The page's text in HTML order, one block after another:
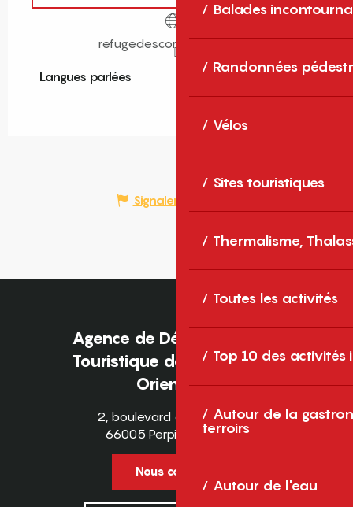
Balades
Randonnées
Vélos
Sites touristiques
Thermalisme,
Toutes les activités
Top 10 des activités
Autour de la
terroirs
Autour de l'eau
refugedescortalets.ffcam.fr
Langues parlées
Langues parlées
Signaler une erreur
Agence de Développement
Touristique des Pyrénées-
Orientales
2, boulevard des Pyrénées
66005 Perpignan Cedex
Nous contacter